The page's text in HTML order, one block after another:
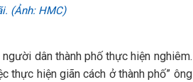
(Ảnh: HMC)
dân thành phố thực hiện nghiêm.
thực hiện giãn cách ở thành phố” ông